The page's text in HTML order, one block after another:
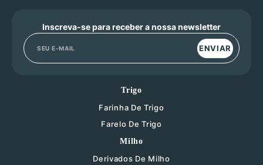
Inscreva-se para receber a nossa newsletter
ENVIAR
Trigo
Farinha De Trigo
Farelo De Trigo
Milho
Derivados De Milho